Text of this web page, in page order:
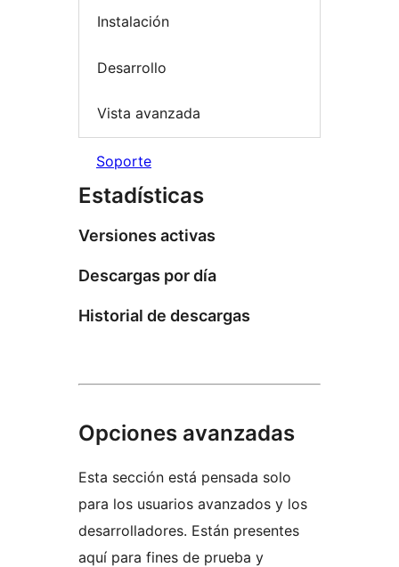
Instalación
Desarrollo
Vista avanzada
Soporte
Estadísticas
Versiones activas
Descargas por día
Historial de descargas
Opciones avanzadas
Esta sección está pensada solo
para los usuarios avanzados y los
desarrolladores. Están presentes
aquí para fines de prueba y